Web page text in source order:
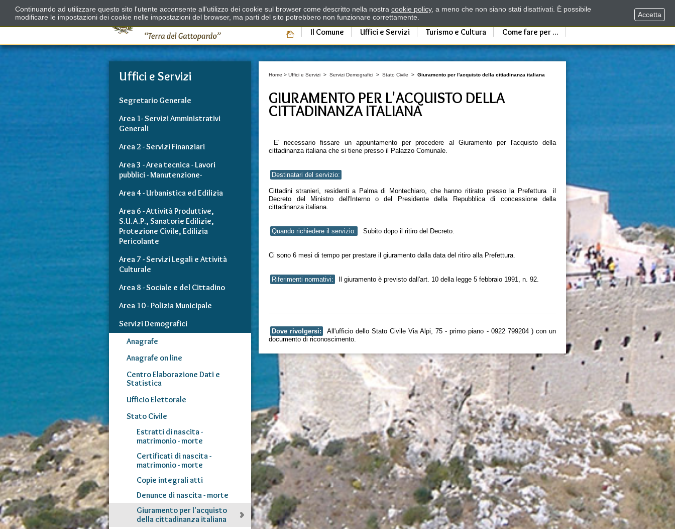
Il Comune Uffici e Servizi Turismo e Cultura Come fare per ...
Uffici e Servizi
Segretario Generale
Area 1- Servizi Amministrativi
Generali
Area 2 - Servizi Finanziari
Area 3 - Area tecnica - Lavori
pubblici - Manutenzione-
Area 4 - Urbanistica ed Edilizia
Area 6 - Attività Produttive,
S.U.A.P., Sanatorie Edilizie,
Protezione Civile, Edilizia
Pericolante
Area 7 - Servizi Legali e Attività
Culturale
Area 8 - Sociale e del Cittadino
Area 10 - Polizia Municipale
Servizi Demografici
Anagrafe
Anagrafe on line
Centro Elaborazione Dati e
Statistica
Ufficio Elettorale
Stato Civile
Estratti di nascita -
matrimonio - morte
Certificati di nascita -
matrimonio - morte
Copie integrali atti
Denunce di nascita - morte
Giuramento per l'acquisto
della cittadinanza italiana
Home >Uffici e Servizi >Servizi Demografici >Stato Civile >Giuramento per l'acquisto della cittadinanza italiana
GIURAMENTO PER L'ACQUISTO DELLA
CITTADINANZA ITALIANA
E' necessario fissare un appuntamento per procedere al Giuramento per l'acquisto della
cittadinanza italiana che si tiene presso il Palazzo Comunale.
Destinatari del servizio:
Cittadini stranieri, residenti a Palma di Montechiaro, che hanno ritirato presso la Prefettura il
Decreto del Ministro dell'Interno o del Presidente della Repubblica di concessione della
cittadinanza italiana.
Quando richiedere il servizio: Subito dopo il ritiro del Decreto.
Ci sono 6 mesi di tempo per prestare il giuramento dalla data del ritiro alla Prefettura.
Riferimenti normativi: Il giuramento è previsto dall'art. 10 della legge 5 febbraio 1991, n. 92.
Dove rivolgersi:
All'ufficio dello Stato Civile Via Alpi, 75 - primo piano - 0922 799204 ) con un
documento di riconoscimento.
Continuando ad utilizzare questo sito l'utente acconsente all'utilizzo dei cookie sul browser come descritto nella nostra cookie policy, a meno che non siano stati disattivati. È possibile
modificare le impostazioni dei cookie nelle impostazioni del browser, ma parti del sito potrebbero non funzionare correttamente.
Accetta